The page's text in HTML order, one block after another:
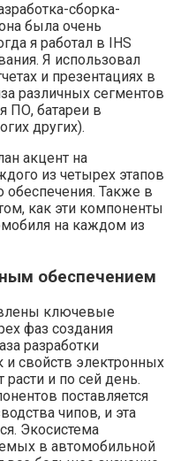
сборка-
была очень
я работал в IHS
Я использовал
и презентациях в
различных сегментов
ПО, батареи в
других).
акцент на
из четырех этапов
обеспечения. Также в
как эти компоненты
на каждом из
обеспечением
ключевые
фаз создания
разработки
и свойств электронных
и по сей день.
поставляется
чипов, и эта
Экосистема
в автомобильной